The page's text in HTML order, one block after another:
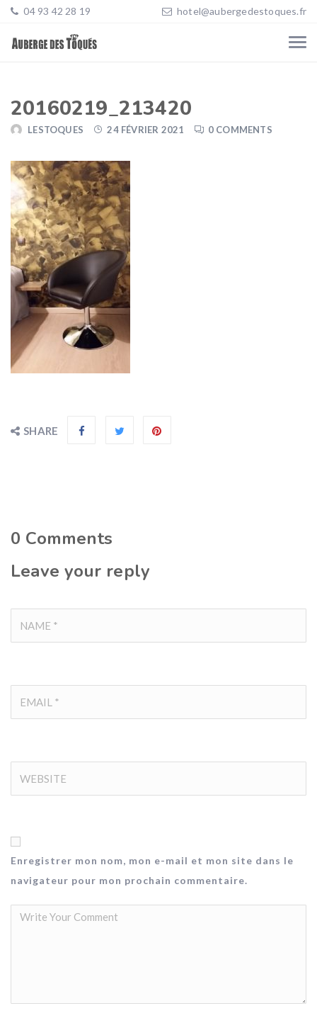
04 93 42 28 19 hotel@aubergedestoques.fr
20160219_213420
LESTOQUES 24 FÉVRIER 2021 0 COMMENTS
SHARE
0 Comments
Leave your reply
Enregistrer mon nom, mon e-mail et mon site dans le
navigateur pour mon prochain commentaire.